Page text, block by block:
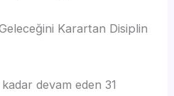
Karartan Disiplin
devam eden 31